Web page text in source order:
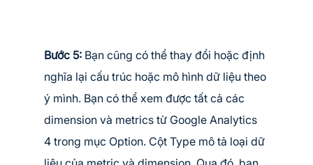
Bước 5: Bạn cũng có thể thay đổi hoặc định
nghĩa lại cấu trúc hoặc mô hình dữ liệu theo
ý mình. Bạn có thể xem được tất cả các
dimension và metrics từ Google Analytics
4 trong mục Option. Cột Type mô tả loại dữ